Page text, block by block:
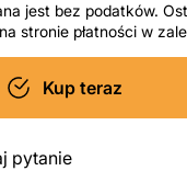
jest bez podatków.
stronie płatności w
Kup teraz
pytanie